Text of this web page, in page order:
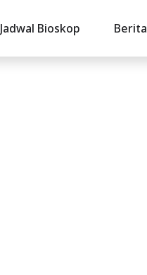
Jadwal Bioskop Berita